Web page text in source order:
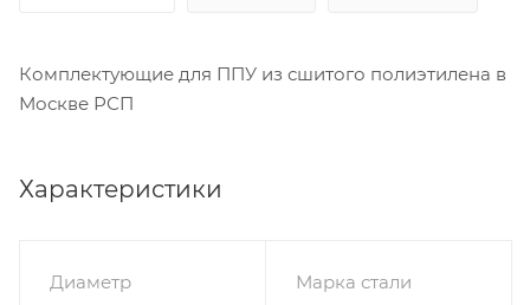
Комплектующие для ППУ из сшитого полиэтилена в
Москве РСП
Характеристики
Диаметр
Марка стали